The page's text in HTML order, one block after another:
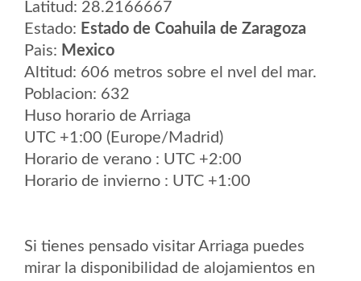
Latitud: 28.2166667
Estado: Estado de Coahuila de Zaragoza
Pais: Mexico
Altitud: 606 metros sobre el nvel del mar.
Poblacion: 632
Huso horario de Arriaga
UTC +1:00 (Europe/Madrid)
Horario de verano : UTC +2:00
Horario de invierno : UTC +1:00
Si tienes pensado visitar Arriaga puedes
mirar la disponibilidad de alojamientos en